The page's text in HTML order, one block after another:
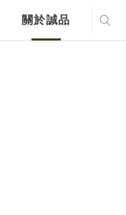
關於誠品